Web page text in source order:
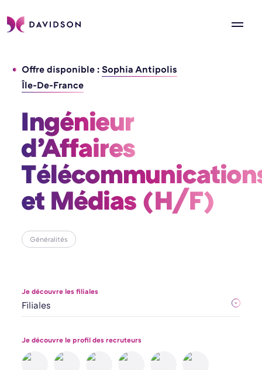
Offre disponible :Sophia Antipolis
Île-De-France
Ingénieur
d’Affaires
et Médias (H/F)
Généralités
Je découvre les filiales
Je découvre le profil des recruteurs